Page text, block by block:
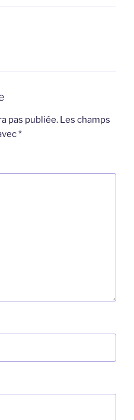
pas publiée. Les champs
*